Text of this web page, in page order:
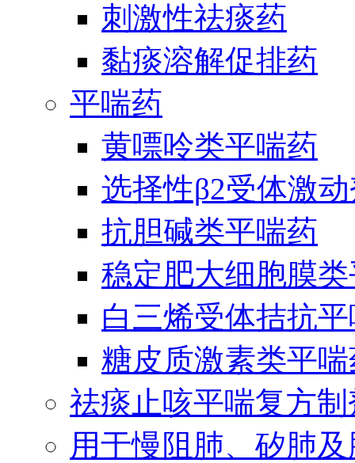
刺激性祛痰药
黏痰溶解促排药
平喘药
黄嘌呤类平喘药
选择性β2受体激
抗胆碱类平喘药
稳定肥大细胞膜
白三烯受体拮抗
糖皮质激素类平
祛痰止咳平喘复方制
用于慢阻肺、矽肺